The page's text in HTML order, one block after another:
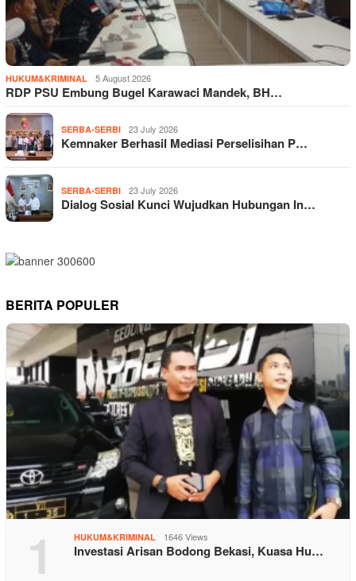
HUKUM&KRIMINAL 5 August 2026
RDP PSU Embung Bugel Karawaci Mandek, BH…
SERBA-SERBI 23 July 2026
Kemnaker Berhasil Mediasi Perselisihan P…
SERBA-SERBI 23 July 2026
Dialog Sosial Kunci Wujudkan Hubungan In…
BERITA POPULER
1 HUKUM&KRIMINAL 1646 Views
Investasi Arisan Bodong Bekasi, Kuasa Hu…